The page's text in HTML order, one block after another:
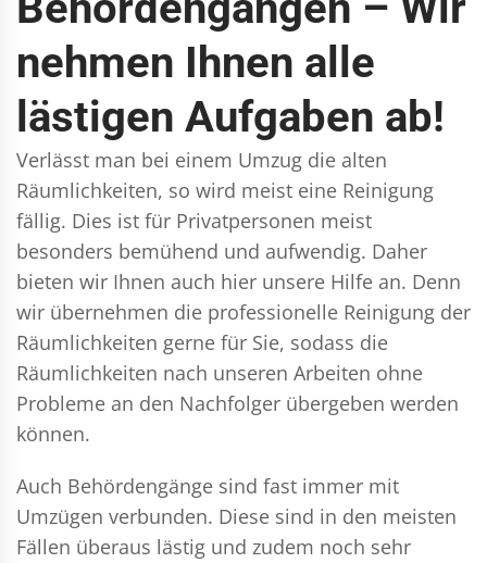
nehmen Ihnen alle
lästigen Aufgaben ab!
Verlässt man bei einem Umzug die alten
Räumlichkeiten, so wird meist eine Reinigung
fällig. Dies ist für Privatpersonen meist
besonders bemühend und aufwendig. Daher
bieten wir Ihnen auch hier unsere Hilfe an. Denn
wir übernehmen die professionelle Reinigung der
Räumlichkeiten gerne für Sie, sodass die
Räumlichkeiten nach unseren Arbeiten ohne
Probleme an den Nachfolger übergeben werden
können.
Auch Behördengänge sind fast immer mit
Umzügen verbunden. Diese sind in den meisten
Fällen überaus lästig und zudem noch sehr